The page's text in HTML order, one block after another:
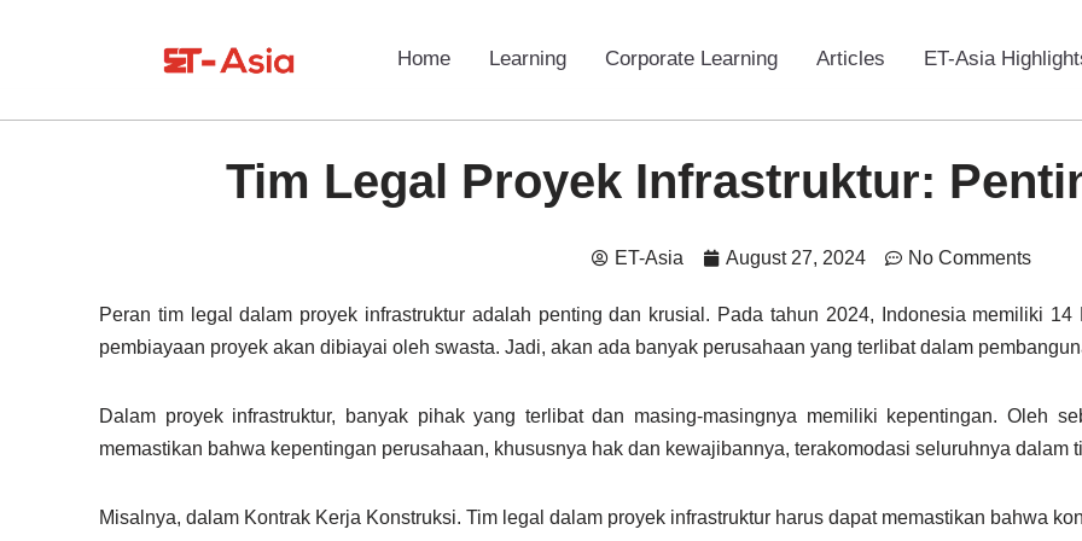
Home Learning Corporate Learning Articles ET-Asia
Tim Legal Proyek Infrastruktur:
ET-Asia August 27, 2024 No Comments
Peran tim legal dalam proyek infrastruktur adalah penting dan krusial. Pada tahun 2024, Indonesia memiliki
pembiayaan proyek akan dibiayai oleh swasta. Jadi, akan ada banyak perusahaan yang terlibat dalam
Dalam proyek infrastruktur, banyak pihak yang terlibat dan masing-masingnya memiliki kepentingan. Oleh
memastikan bahwa kepentingan perusahaan, khususnya hak dan kewajibannya, terakomodasi seluruhnya dalam
Misalnya, dalam Kontrak Kerja Konstruksi. Tim legal dalam proyek infrastruktur harus dapat memastikan bahwa